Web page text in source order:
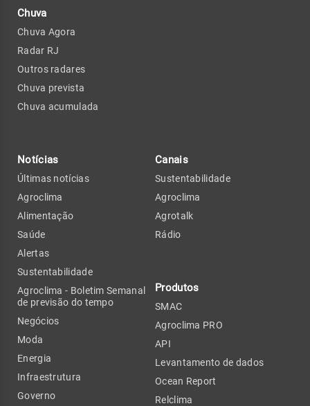
Chuva
Chuva Agora
Radar RJ
Outros radares
Chuva prevista
Chuva acumulada
Notícias
Últimas notícias
Agroclima
Alimentação
Saúde
Alertas
Sustentabilidade
Agroclima - Boletim Semanal
de previsão do tempo
Negócios
Moda
Energia
Infraestrutura
Governo
Canais
Sustentabilidade
Agroclima
Agrotalk
Rádio
Produtos
SMAC
Agroclima PRO
API
Levantamento de dados
Ocean Report
Relclima